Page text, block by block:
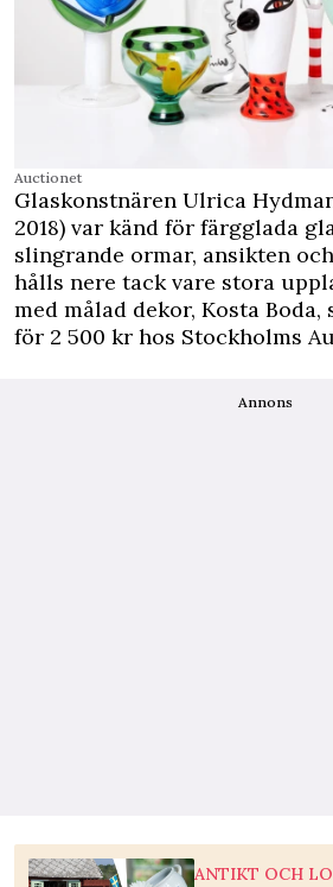
Auctionet
Glaskonstnären Ulrica
2018) var känd för färgglada
slingrande ormar, ansikten
hålls nere tack vare stora
med målad dekor, Kosta Boda,
för 2 500 kr hos Stockholms
Annons
ANTIKT OCH